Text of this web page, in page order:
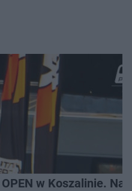
OPEN w Koszalinie.